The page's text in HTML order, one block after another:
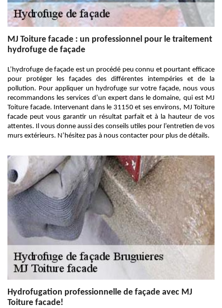
MJ Toiture facade : un professionnel pour le traitement
hydrofuge de façade
L’hydrofuge de façade est un procédé peu connu et pourtant efficace
pour protéger les façades des différentes intempéries et de la
pollution. Pour appliquer un hydrofuge sur votre façade, nous vous
recommandons les services d’un expert dans le domaine, qui est MJ
Toiture facade. Intervenant dans le 31150 et ses environs, MJ Toiture
facade peut vous garantir un résultat parfait et à la hauteur de vos
attentes. Il vous donne aussi des conseils utiles pour l’entretien de vos
murs extérieurs. N’hésitez pas à nous contacter pour plus de détails.
Hydrofugation professionnelle de façade avec MJ
Toiture facade!